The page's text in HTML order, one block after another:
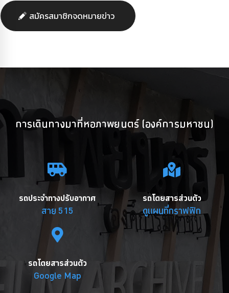
สมัครสมาชิกจดหมายข่าว
การเดินทางมาที่หอภาพยนตร์ (องค์การมหาชน)
รถประจำทางปรับอากาศ
สาย 515
รถโดยสารส่วนตัว
ดูแผนที่กราฟฟิก
รถโดยสารส่วนตัว
Google Map